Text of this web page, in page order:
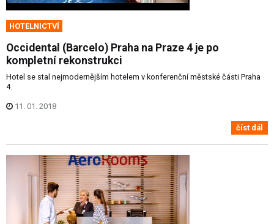
HOTELNICTVÍ
Occidental (Barcelo) Praha na Praze 4 je po
kompletní rekonstrukci
Hotel se stal nejmodernějším hotelem v konferenční městské části Praha
4.
11. 01. 2018
číst dál